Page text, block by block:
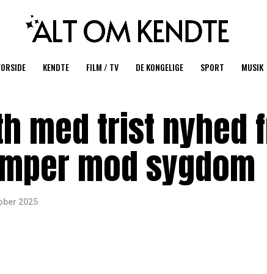
KENDTE FILM / TV DE KONGELIGE SPORT MUSIK
med trist nyhed
mod sygdom
2025